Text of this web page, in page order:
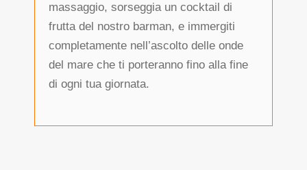
massaggio, sorseggia un cocktail di
frutta del nostro barman, e immergiti
completamente nell’ascolto delle onde
del mare che ti porteranno fino alla fine
di ogni tua giornata.